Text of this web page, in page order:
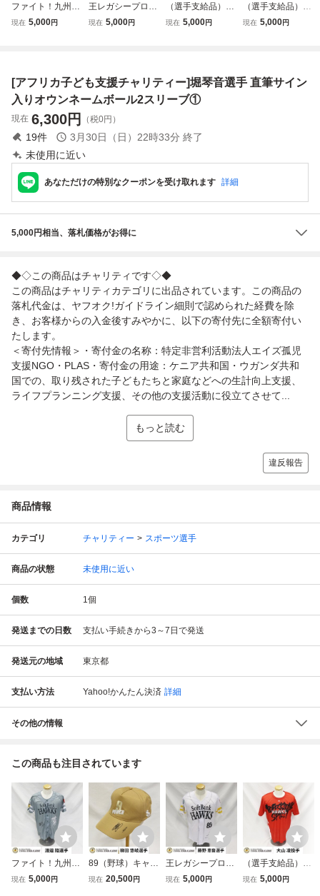
ファイト！九州20
26レプリカユニフ
現在 5,000円
王レガシープロジ
ェクト特別ユニフ
現在 5,000円
（選手支給品）終
盤戦PS！Tシャツ
現在 5,000円
（選手支給品）終
盤戦PS！Tシャツ
現在 5,000円
[アフリカ子ども支援チャリティー]堀琴音選手 直筆サイン
入りオウンネームボール2スリーブ①
現在 6,300円 （税0円）
19件 3月30日（日）22時33分 終了
未使用に近い
あなただけの特別なクーポンを受け取れます 詳細
5,000円相当、落札価格がお得に
◆◇この商品はチャリティです◇◆
この商品はチャリティカテゴリに出品されています。この商品の
落札代金は、ヤフオク!ガイドライン細則で認められた経費を除
き、お客様からの入金後すみやかに、以下の寄付先に全額寄付い
たします。
＜寄付先情報＞・寄付金の名称：特定非営利活動法人エイズ孤児
支援NGO・PLAS・寄付金の用途：ケニア共和国・ウガンダ共和
国での、取り残された子どもたちと家庭などへの生計向上支援、
ライフプランニング支援、その他の支援活動に役立てさせて...
もっと読む
違反報告
商品情報
カテゴリ チャリティー スポーツ選手
商品の状態 未使用に近い
個数 1個
発送までの日数 支払い手続きから3～7日で発送
発送元の地域 東京都
支払い方法 Yahoo!かんたん決済 詳細
その他の情報
この商品も注目されています
ファイト！九州20
26レプリカユニフ
現在 5,000円
89（野球）キャッ
プ【柳田 悠岐選
現在 20,500円
王レガシープロジ
ェクト特別ユニフ
現在 5,000円
（選手支給品）終
盤戦PS！Tシャツ
現在 5,000円